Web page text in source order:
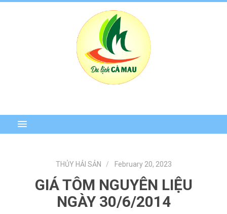
THỦY HẢI SẢN February 20, 2023
GIÁ TÔM NGUYÊN LIỆU
NGÀY 30/6/2014